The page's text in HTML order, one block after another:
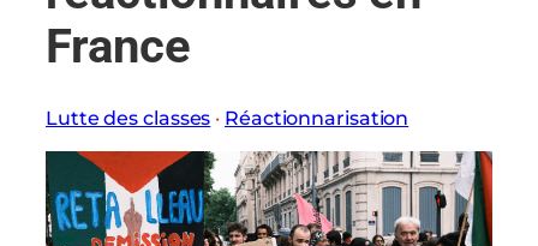
France
Lutte des classes · Réactionnarisation